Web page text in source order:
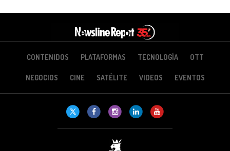
CONTENIDOS PLATAFORMAS TECNOLOGÍA OTT
NEGOCIOS CINE SATÉLITE VIDEOS EVENTOS